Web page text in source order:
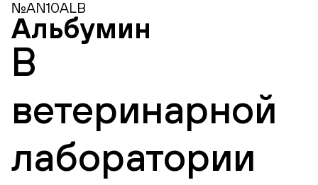
№AN10ALB
Альбумин
В
ветеринарной
лаборатории